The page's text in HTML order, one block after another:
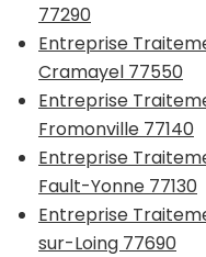
77290
Entreprise
Cramayel 77550
Entreprise
Fromonville 77140
Entreprise
Fault-Yonne 77130
Entreprise
sur-Loing 77690